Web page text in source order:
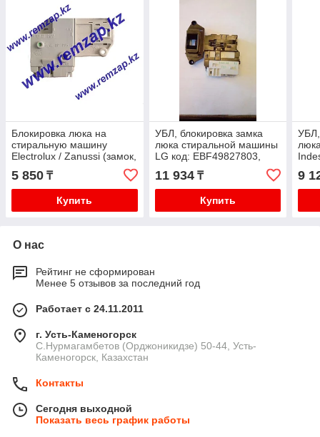
Блокировка люка на
стиральную машину
Electrolux / Zanussi (замок,
УБЛ), код: 90452814
5 850 ₸
Купить
УБЛ, блокировка замка
люка стиральной машины
LG код: EBF49827803,
11 934₸
Купить
УБЛ,
9
О нас
Рейтинг не сформирован
Менее 5 отзывов за последний год
Работает с 24.11.2011
г. Усть-Каменогорск
С.Нурмагамбетов (Орджоникидзе) 50-44, Усть-
Каменогорск, Казахстан
Контакты
Сегодня выходной
Показать весь график работы